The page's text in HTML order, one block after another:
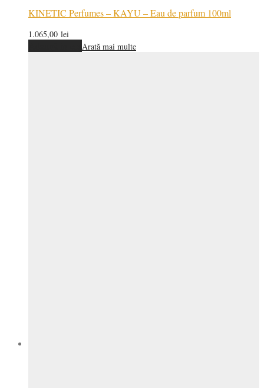
KINETIC Perfumes – KAYU – Eau de parfum 100ml
1.065,00 lei
Arată mai multe